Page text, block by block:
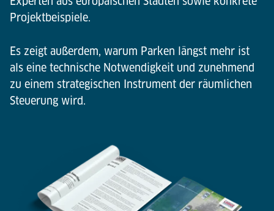
Projektbeispiele.
Es zeigt außerdem, warum Parken längst mehr ist
als eine technische Notwendigkeit und zunehmend
zu einem strategischen Instrument der räumlichen
Steuerung wird.